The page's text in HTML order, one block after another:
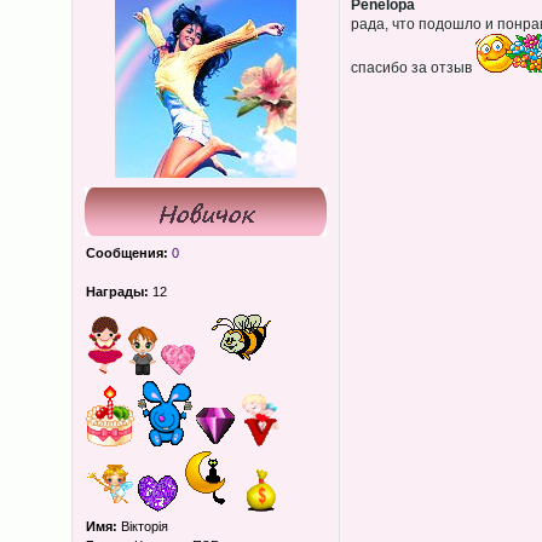
Сообщения: 0
Награды: 12
Имя: Вікторія
Penelopa
рада, что подошло и
спасибо за отзыв